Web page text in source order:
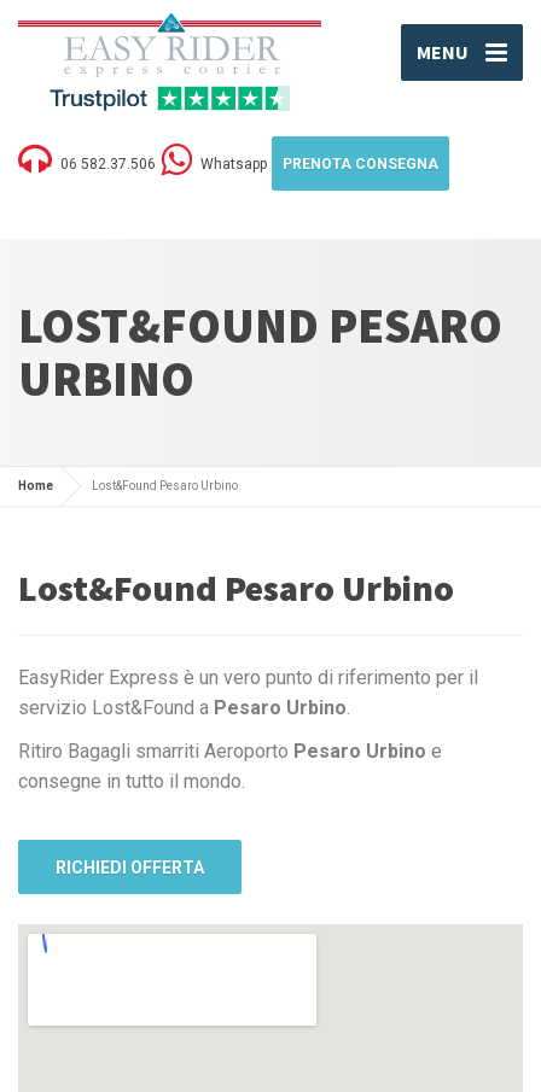
MENU
06 582.37.506 Whatsapp PRENOTA CONSEGNA
LOST&FOUND PESARO
URBINO
Home Lost&Found Pesaro Urbino
Lost&Found Pesaro Urbino
EasyRider Express è un vero punto di riferimento per il
servizio Lost&Found a Pesaro Urbino.
Ritiro Bagagli smarriti Aeroporto Pesaro Urbino e
consegne in tutto il mondo.
RICHIEDI OFFERTA